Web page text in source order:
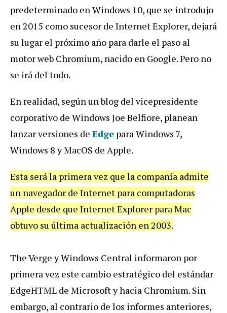
predeterminado en Windows 10, que se introdujo
en 2015 como sucesor de Internet Explorer, dejará
su lugar el próximo año para darle el paso al
motor web Chromium, nacido en Google. Pero no
se irá del todo.
En realidad, según un blog del vicepresidente
corporativo de Windows Joe Belfiore, planean
lanzar versiones de Edge para Windows 7,
Windows 8 y MacOS de Apple.
Esta será la primera vez que la compañía admite
un navegador de Internet para computadoras
Apple desde que Internet Explorer para Mac
obtuvo su última actualización en 2003.
The Verge y Windows Central informaron por
primera vez este cambio estratégico del estándar
EdgeHTML de Microsoft y hacia Chromium. Sin
embargo, al contrario de los informes anteriores,